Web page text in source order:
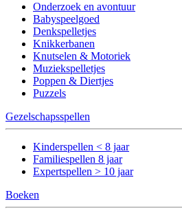
Onderzoek en avontuur
Babyspeelgoed
Denkspelletjes
Knikkerbanen
Knutselen & Motoriek
Muziekspelletjes
Poppen & Diertjes
Puzzels
Gezelschapsspellen
Kinderspellen < 8 jaar
Familiespellen 8 jaar
Expertspellen > 10 jaar
Boeken